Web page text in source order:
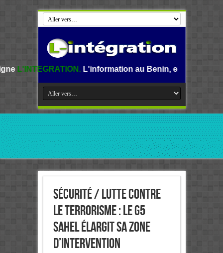
L'information au Benin, en Afrique et dans le
Sécurité / Lutte contre
le terrorisme : le G5
Sahel élargit sa zone
d’intervention